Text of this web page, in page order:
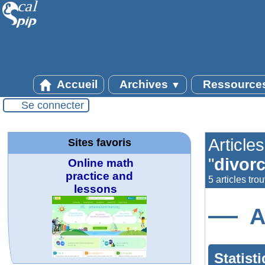
Accueil Archives ▼
Se connecter
"
5 articles
Sites favoris
Online math
practice and
lessons